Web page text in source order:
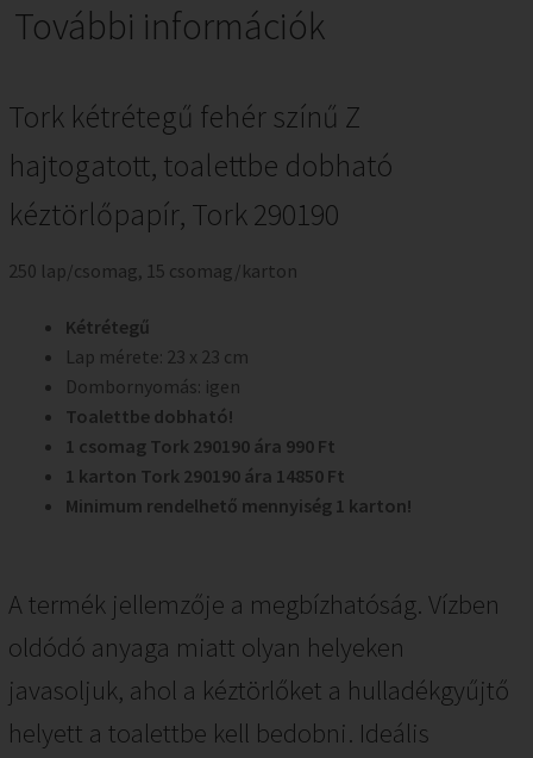
További információk
Tork kétrétegű fehér színű Z
hajtogatott, toalettbe dobható
kéztörlőpapír, Tork 290190
250 lap/csomag, 15 csomag/karton
Kétrétegű
Lap mérete: 23 x 23 cm
Dombornyomás: igen
Toalettbe dobható!
1 csomag Tork 290190 ára 990 Ft
1 karton Tork 290190 ára 14850 Ft
Minimum rendelhető mennyiség 1 karton!
A termék jellemzője a megbízhatóság. Vízben
oldódó anyaga miatt olyan helyeken
javasoljuk, ahol a kéztörlőket a hulladékgyűjtő
helyett a toalettbe kell bedobni. Ideális